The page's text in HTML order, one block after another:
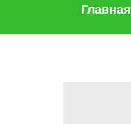
Главная